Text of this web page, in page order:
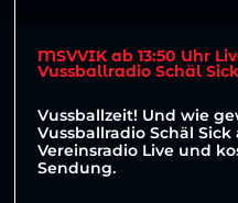
MSVVIK ab 13:50 Uhr
Vussballradio Schäl Sick
Vussballzeit! Und wie
Vussballradio Schäl
Vereinsradio Live und
Sendung.